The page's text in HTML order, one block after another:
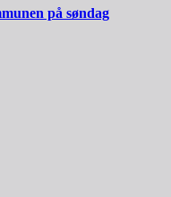
på søndag